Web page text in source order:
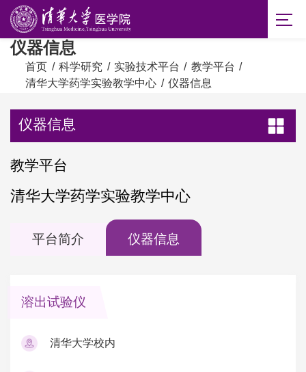
仪器信息
首页 / 科学研究 / 实验技术平台 / 教学平台 /
清华大学药学实验教学中心 / 仪器信息
仪器信息
教学平台
清华大学药学实验教学中心
平台简介 仪器信息
溶出试验仪
清华大学校内